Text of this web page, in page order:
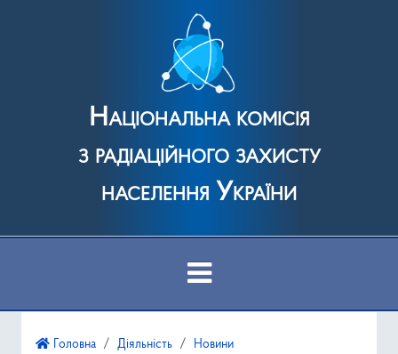
Національна комісія
з радіаційного захисту
населення України
Головна Діяльність
Новини